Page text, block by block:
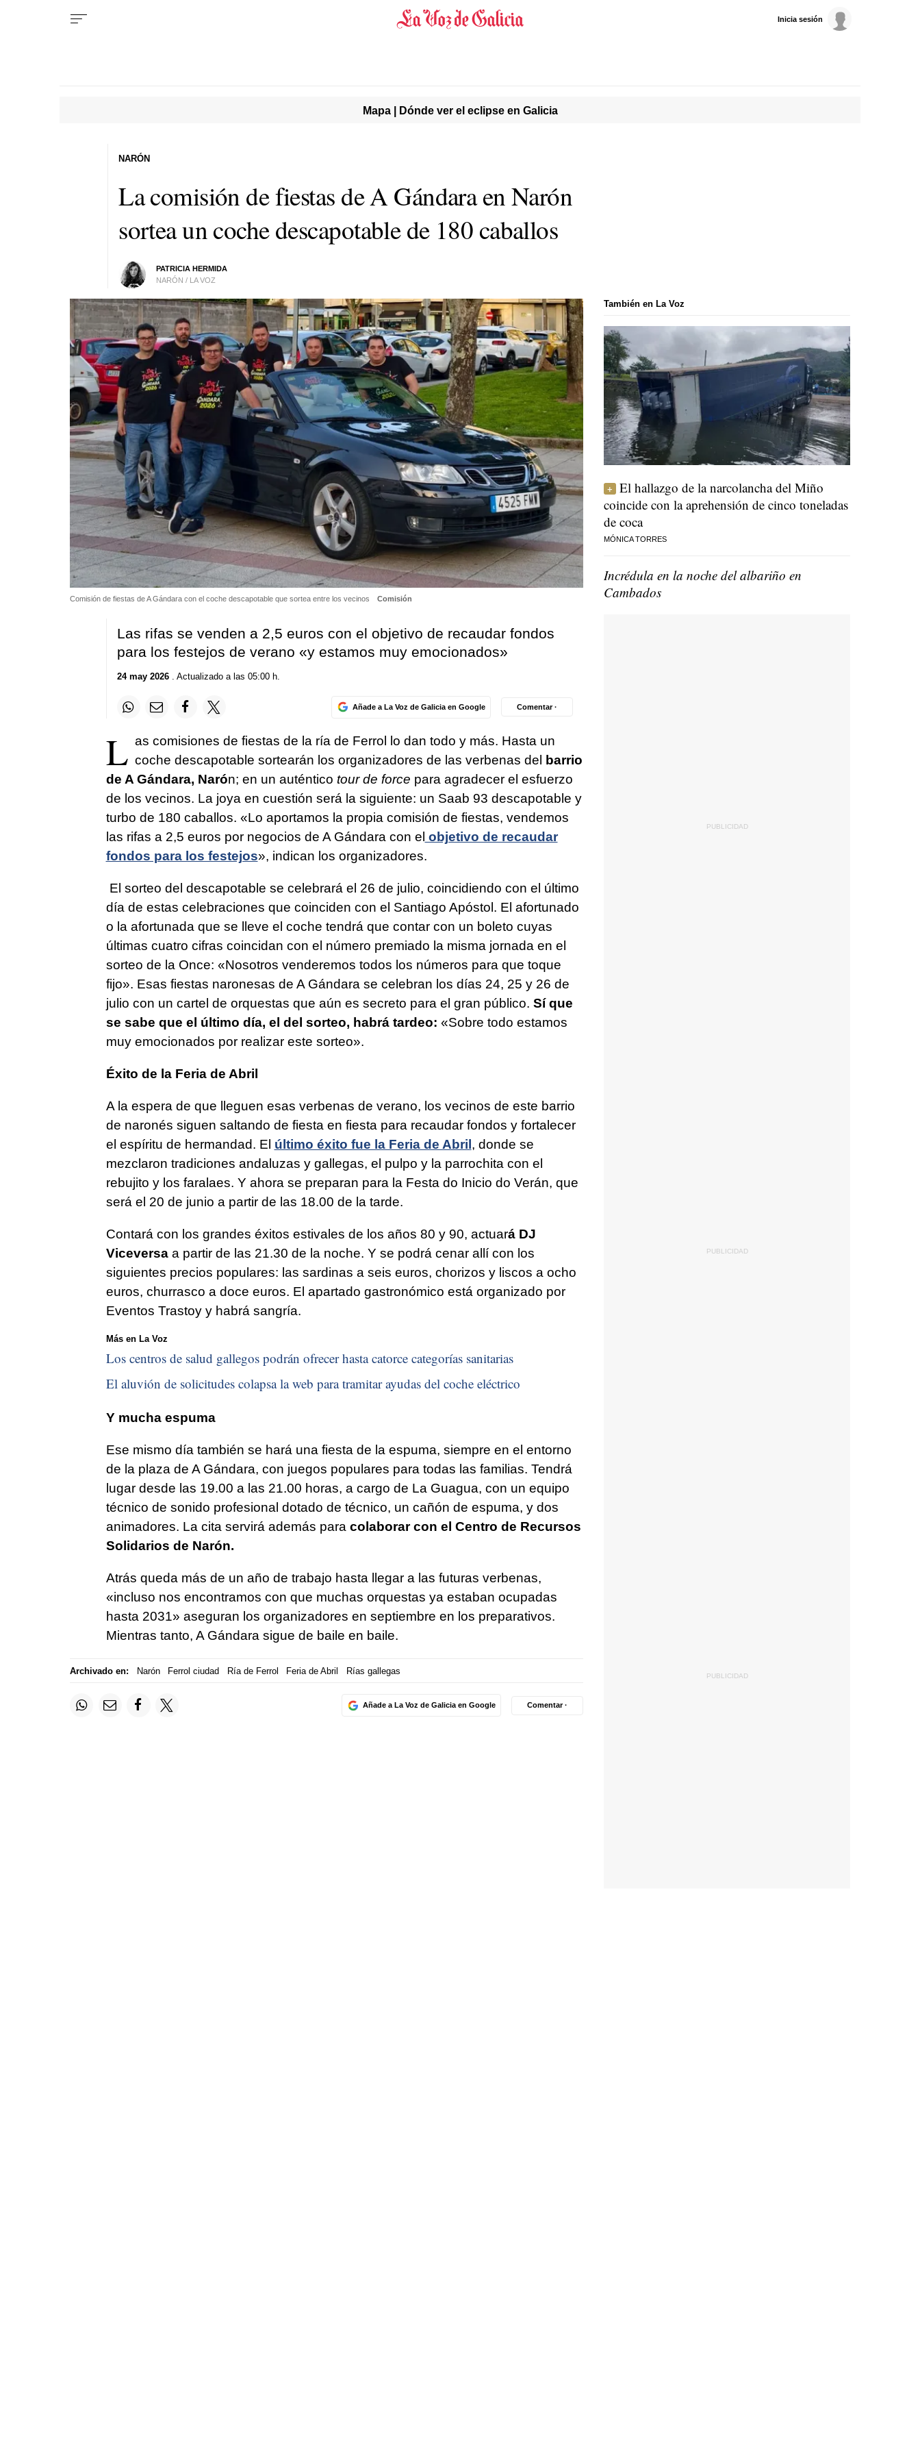
Inicia sesión
Mapa | Dónde ver el eclipse en Galicia
La comisión de fiestas de A Gándara en Narón
sortea un coche descapotable de 180 caballos
PATRICIA HERMIDA
NARÓN / LA VOZ
NARÓN
Comisión de fiestas de A Gándara con el coche descapotable que sortea entre los vecinos Comisión
Las rifas se venden a 2,5 euros con el objetivo de recaudar fondos
para los festejos de verano «y estamos muy emocionados»
24 may 2026. Actualizado a las 05:00 h.
Añade a La Voz de Galicia en Google Comentar ·
L as comisiones de fiestas de la ría de Ferrol lo dan todo y más. Hasta un
coche descapotable sortearán los organizadores de las verbenas del
barrio
de A Gándara, Narón; en un auténtico tour de force para agradecer el esfuerzo
de los vecinos. La joya en cuestión será la siguiente: un Saab 93 descapotable y
turbo de 180 caballos. «Lo aportamos la propia comisión de fiestas, vendemos
las rifas a 2,5 euros por negocios de A Gándara con el objetivo de recaudar
fondos para los festejos», indican los organizadores.
El sorteo del descapotable se celebrará el 26 de julio, coincidiendo con el último
día de estas celebraciones que coinciden con el Santiago Apóstol. El afortunado
o la afortunada que se lleve el coche tendrá que contar con un boleto cuyas
últimas cuatro cifras coincidan con el número premiado la misma jornada en el
sorteo de la Once: «Nosotros venderemos todos los números para que toque
fijo». Esas fiestas naronesas de A Gándara se celebran los días 24, 25 y 26 de
julio con un cartel de orquestas que aún es secreto para el gran público. Sí que
se sabe que el último día, el del sorteo, habrá tardeo: «Sobre todo estamos
muy emocionados por realizar este sorteo».
Éxito de la Feria de Abril
A la espera de que lleguen esas verbenas de verano, los vecinos de este barrio
de naronés siguen saltando de fiesta en fiesta para recaudar fondos y fortalecer
el espíritu de hermandad. El último éxito fue la Feria de Abril , donde se
mezclaron tradiciones andaluzas y gallegas, el pulpo y la parrochita con el
rebujito y los faralaes. Y ahora se preparan para la Festa do Inicio do Verán, que
será el 20 de junio a partir de las 18.00 de la tarde.
Contará con los grandes éxitos estivales de los años 80 y 90, actuará DJ
Viceversaa partir de las 21.30 de la noche. Y se podrá cenar allí con los
siguientes precios populares: las sardinas a seis euros, chorizos y liscos a ocho
euros, churrasco a doce euros. El apartado gastronómico está organizado por
Eventos Trastoy y habrá sangría.
Más en La Voz
Los centros de salud gallegos podrán ofrecer hasta catorce categorías sanitarias
El aluvión de solicitudes colapsa la web para tramitar ayudas del coche eléctrico
Y mucha espuma
Ese mismo día también se hará una fiesta de la espuma, siempre en el entorno
de la plaza de A Gándara, con juegos populares para todas las familias. Tendrá
lugar desde las 19.00 a las 21.00 horas, a cargo de La Guagua, con un equipo
técnico de sonido profesional dotado de técnico, un cañón de espuma, y dos
animadores. La cita servirá además para colaborar con el Centro de Recursos
Solidarios de Narón.
Atrás queda más de un año de trabajo hasta llegar a las futuras verbenas,
«incluso nos encontramos con que muchas orquestas ya estaban ocupadas
hasta 2031» aseguran los organizadores en septiembre en los preparativos.
Mientras tanto, A Gándara sigue de baile en baile.
Archivado en: Narón Ferrol ciudad Ría de Ferrol Feria de Abril Rías gallegas
Añade a La Voz de Galicia en Google Comentar ·
También en La Voz
El hallazgo de la narcolancha del Miño
coincide con la aprehensión de cinco toneladas
de coca
MÓNICA TORRES
Incrédula en la noche del albariño en
Cambados